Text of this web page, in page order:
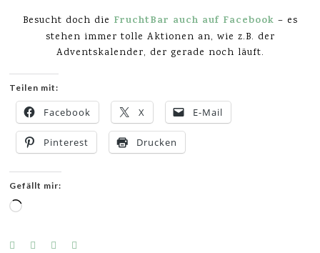
Besucht doch die FruchtBar auch auf Facebook – es
stehen immer tolle Aktionen an, wie z.B. der
Adventskalender, der gerade noch läuft.
Teilen mit:
Facebook X E-Mail
Pinterest Drucken
Gefällt mir:
Wird